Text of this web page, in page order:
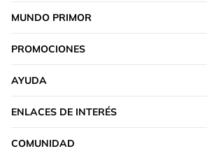
MUNDO PRIMOR
PROMOCIONES
AYUDA
ENLACES DE INTERÉS
COMUNIDAD